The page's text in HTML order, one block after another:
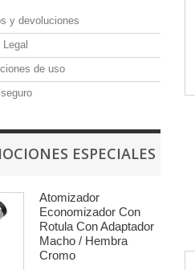
y devoluciones
de uso
ESPECIALES
Atomizador
Economizador Con
Rotula Con Adaptador
Macho / Hembra
Cromo